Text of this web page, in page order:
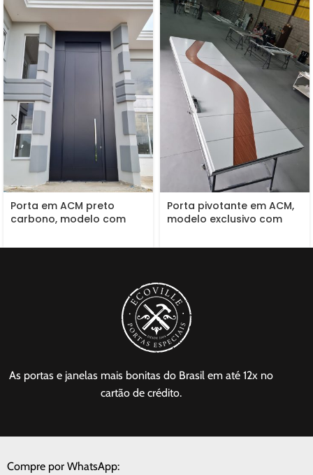
Porta em ACM preto
carbono, modelo com
dupla vedação porta e
Porta pivotante em ACM,
modelo exclusivo com
As portas e janelas mais bonitas do Brasil em até 12x no
cartão de crédito.
Compre por WhatsApp: